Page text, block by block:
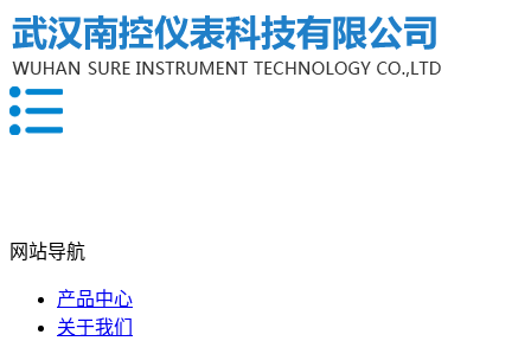
网站导航
产品中心
关于我们